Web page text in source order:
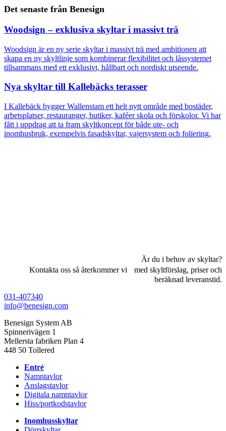
Det senaste från Benesign
Woodsign – exklusiva skyltar i massivt trä
Woodsign är en ny serie skyltar i massivt trä med ambitionen att
skapa en ny skyltlinje som kombinerar flexibilitet och låssystemet
tillsammans med ett exklusivt, hållbart och nordiskt utseende.
Nya skyltar till Kallebäcks terasser
I Kallebäck bygger Wallenstam ett helt nytt område med bostäder,
arbetsplatser, restauranger, butiker, kaféer skola och förskolor. Vi har
fått i uppdrag att ta fram skyltkoncept för både ute- och
inomhusbruk, exempelvis fasadskyltar, vajersystem och foliering.
Är du i behov av skyltar?
Kontakta oss så återkommer vi med skyltförslag, priser och
beräknad leveranstid.
031-407340
info@benesign.com
Benesign System AB
Spinnerivägen 1
Mellersta fabriken Plan 4
448 50 Tollered
Entré
Namntavlor
Anslagstavlor
Digitala namntavlor
Hiss/portkodstavlor
Inomhusskyltar